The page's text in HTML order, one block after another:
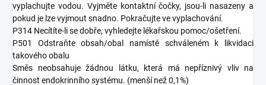
vyplachujte vodou. Vyjměte kontaktní čočky, jsou-li nasazeny a
pokud je lze vyjmout snadno. Pokračujte ve vyplachování.
P314 Necítíte-li se dobře, vyhledejte lékařskou pomoc/ošetření.
P501 Odstraňte obsah/obal namístě schváleném k likvidaci
takového obalu
Směs neobsahuje žádnou látku, která má nepříznivý vliv na
činnost endokrinního systému. (menší než 0,1%)